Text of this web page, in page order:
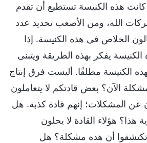
هذه الكنيسة تستطيع أن تقدم
الله، ومن الأصعب تحديد عدد
الخلاص في هذه الكنيسة. إذا
يفكر بهذه الطريقة ويتبنى
الكنيسة مطلقًا. أليست فرق إنتاج
الآن؟ بعض قادتكم لا يتعاملون
عن المشكلات؛ إنهم قادة كذبة. هل
هذا؟ هؤلاء القادة لا يحلون
تكتشفوا أن هذه مشكلة؟ هل